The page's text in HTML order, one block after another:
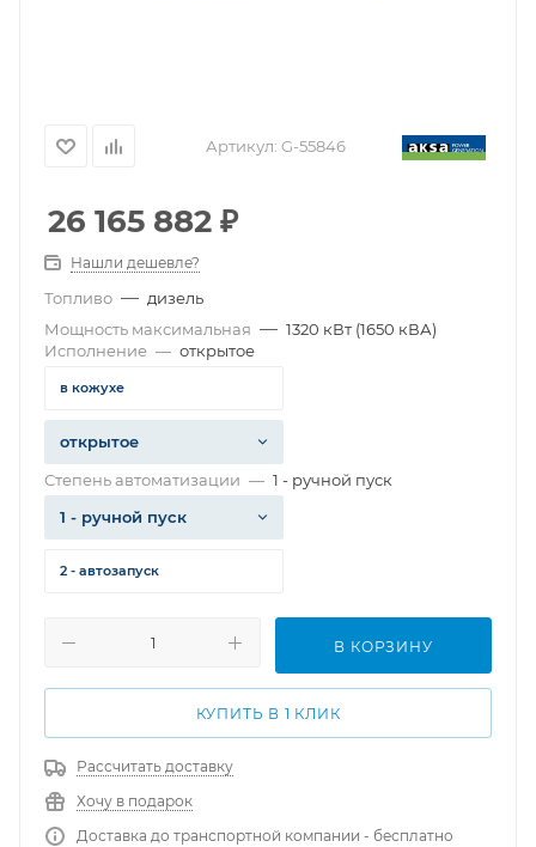
Артикул: G-55846
26 165 882 ₽
Нашли дешевле?
Топливо — дизель
Мощность максимальная — 1320 кВт (1650 кВА)
Исполнение — открытое
в кожухе
открытое
Степень автоматизации — 1 - ручной пуск
1 - ручной пуск
2 - автозапуск
В КОРЗИНУ
КУПИТЬ В 1 КЛИК
Рассчитать доставку
Хочу в подарок
Доставка до транспортной компании - бесплатно